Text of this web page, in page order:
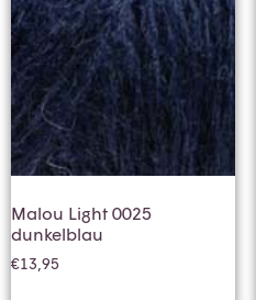
Malou Light 0025
dunkelblau
€13,95